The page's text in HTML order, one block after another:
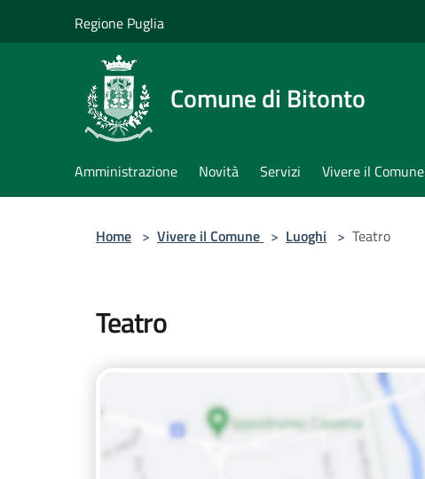
Regione Puglia
Comune di Bitonto
Amministrazione Novità Servizi Vivere il Comune
Home > Vivere il Comune > Luoghi > Teatro
Teatro